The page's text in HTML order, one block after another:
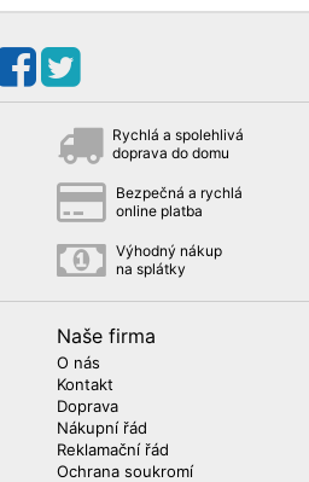
Rychlá a spolehlivá
doprava do domu
Bezpečná a rychlá
online platba
Výhodný nákup
na splátky
Naše firma
O nás
Kontakt
Doprava
Nákupní řád
Reklamační řád
Ochrana soukromí